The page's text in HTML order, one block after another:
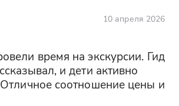
10 апреля 2026
время на экскурсии. Гид
и дети активно
Отличное соотношение цены и